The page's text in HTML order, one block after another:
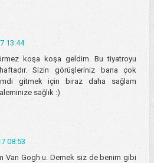
13:44
koşa koşa geldim. Bu tiyatroyu
Sizin görüşleriniz bana çok
gitmek için biraz daha sağlam
sağlık :)
08:53
Van Gogh u. Demek siz de benim gibi